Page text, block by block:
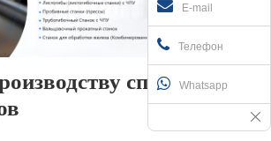
спиральных
E-mail
Телефон
Whatsapp